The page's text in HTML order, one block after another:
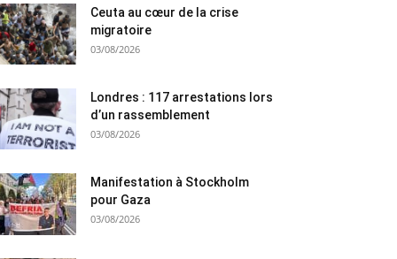
Ceuta au cœur de la crise
migratoire
03/08/2026
Londres : 117 arrestations lors
d’un rassemblement
03/08/2026
Manifestation à Stockholm
pour Gaza
03/08/2026